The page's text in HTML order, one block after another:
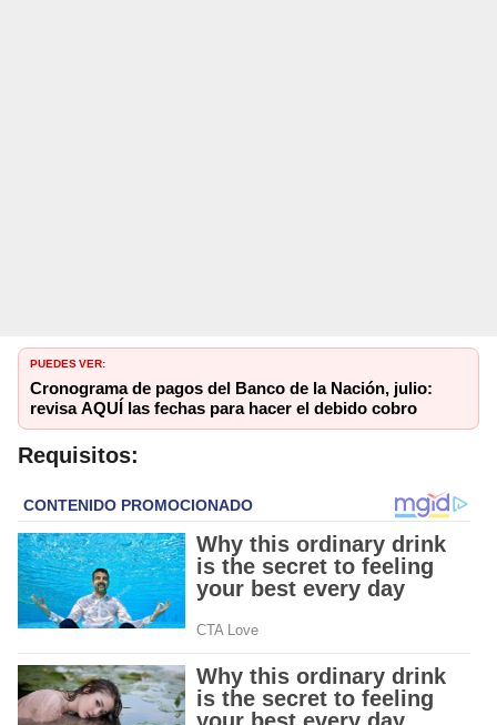
PUEDES VER:
Cronograma de pagos del Banco de la Nación, julio:
revisa AQUÍ las fechas para hacer el debido cobro
Requisitos: